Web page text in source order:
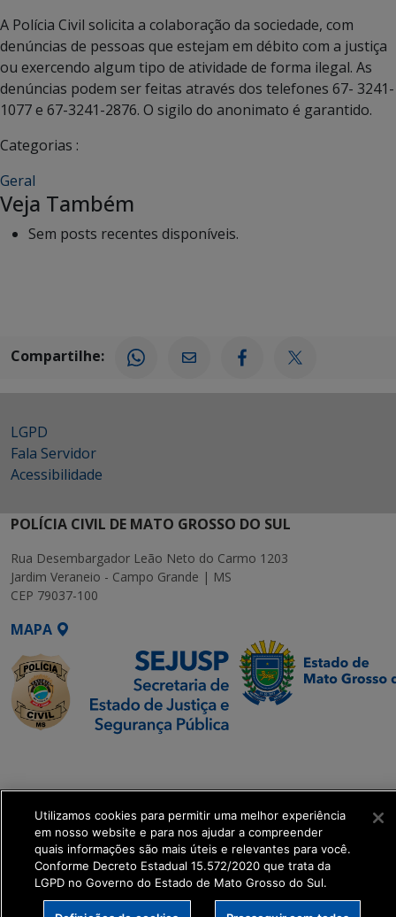
A Polícia Civil solicita a colaboração da sociedade, com
denúncias de pessoas que estejam em débito com a justiça
ou exercendo algum tipo de atividade de forma ilegal. As
denúncias podem ser feitas através dos telefones 67- 3241-
1077 e 67-3241-2876. O sigilo do anonimato é garantido.
Categorias :
Geral
Veja Também
Sem posts recentes disponíveis.
Compartilhe:
LGPD
Fala Servidor
Acessibilidade
POLÍCIA CIVIL DE MATO GROSSO DO SUL
Rua Desembargador Leão Neto do Carmo 1203
Jardim Veraneio - Campo Grande | MS
CEP 79037-100
MAPA
get_footer();
Utilizamos cookies para permitir uma melhor experiência
em nosso website e para nos ajudar a compreender
quais informações são mais úteis e relevantes para você.
Conforme Decreto Estadual 15.572/2020 que trata da
LGPD no Governo do Estado de Mato Grosso do Sul.